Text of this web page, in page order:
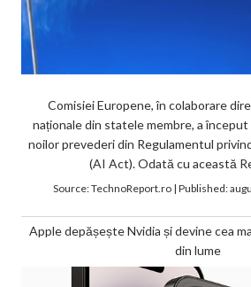
Comisiei Europene, în colaborare
naționale din statele membre, a început
noilor prevederi din Regulamentul
(AI Act). Odată cu această
Source:TechnoReport.ro| Published:
Apple depășește Nvidia și devine cea
din lume